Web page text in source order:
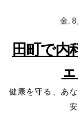
金.
田町で内
健康を守る、あ